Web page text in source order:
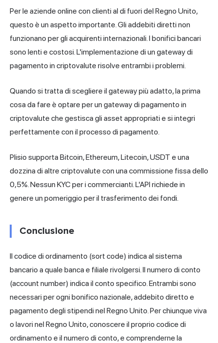
Per le aziende online con clienti al di fuori del Regno Unito,
questo è un aspetto importante. Gli addebiti diretti non
funzionano per gli acquirenti internazionali. I bonifici bancari
sono lenti e costosi. L'implementazione di un gateway di
pagamento in criptovalute risolve entrambi i problemi.
Quando si tratta di scegliere il gateway più adatto, la prima
cosa da fare è optare per un gateway di pagamento in
criptovalute che gestisca gli asset appropriati e si integri
perfettamente con il processo di pagamento.
Plisio supporta Bitcoin, Ethereum, Litecoin, USDT e una
dozzina di altre criptovalute con una commissione fissa dello
0,5%. Nessun KYC per i commercianti. L'API richiede in
genere un pomeriggio per il trasferimento dei fondi.
Conclusione
Il codice di ordinamento (sort code) indica al sistema
bancario a quale banca e filiale rivolgersi. Il numero di conto
(account number) indica il conto specifico. Entrambi sono
necessari per ogni bonifico nazionale, addebito diretto e
pagamento degli stipendi nel Regno Unito. Per chiunque viva
o lavori nel Regno Unito, conoscere il proprio codice di
ordinamento e il numero di conto, e comprenderne la